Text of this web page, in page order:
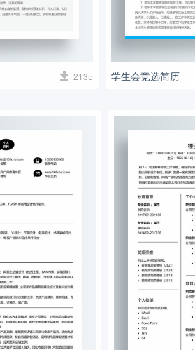
2135 学生会竞选简历